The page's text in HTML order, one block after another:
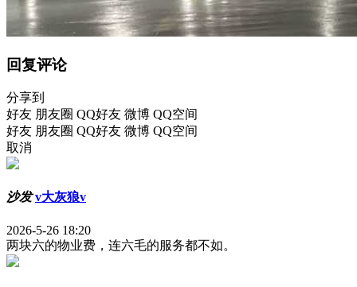
回复评论
分享到
好友 朋友圈 QQ好友 微博 QQ空间
好友 朋友圈 QQ好友 微博 QQ空间
取消
沙发 v大灰狼v
2026-5-26 18:20
两块六的物业费，连六毛的服务都不如。